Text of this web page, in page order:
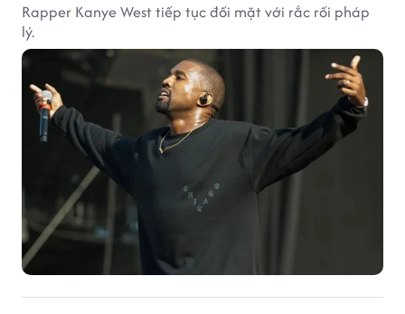
Rapper Kanye West tiếp tục đối mặt với rắc rối pháp
lý.